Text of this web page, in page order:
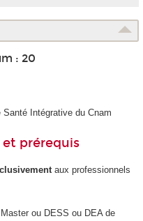
: 20
Intégrative du Cnam
et prérequis
aux professionnels
ou DESS ou DEA de